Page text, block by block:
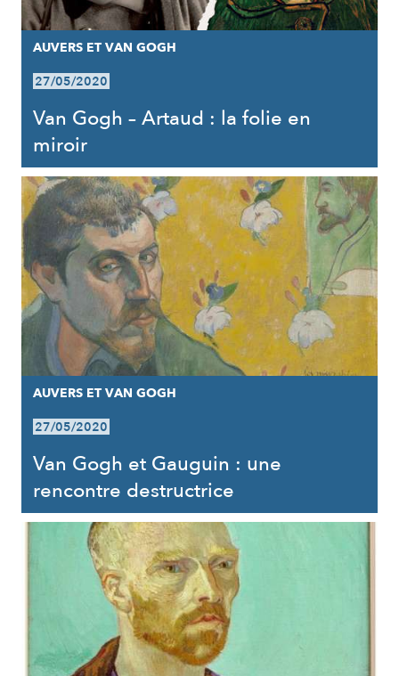
AUVERS ET VAN GOGH
27/05/2020
Van Gogh – Artaud : la folie en
miroir
AUVERS ET VAN GOGH
27/05/2020
Van Gogh et Gauguin : une
rencontre destructrice